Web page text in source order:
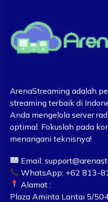
ArenaStreaming adalah
streaming terbaik di
Anda mengelola server
optimal. Fokuslah pada
menangani teknisnya!
Email:
WhatsApp: +62 813-
Alamat :
Plaza Aminta Lantai 5/